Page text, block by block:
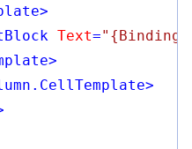
>
Text="{Binding
>
>